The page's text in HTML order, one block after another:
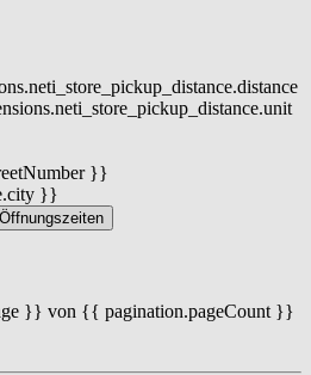
}}
}}
Öffnungszeiten
}} von {{ pagination.pageCount }}